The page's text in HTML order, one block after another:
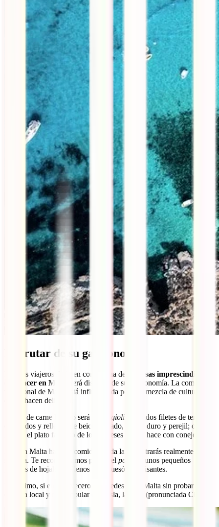
Disfrutar de su gastronomía
Para los viajeros de buen comer, una de las
cosas imprescindibles
que hacer en Malta
será disfrutar de su gastronomía. La comida
tradicional de Malta está influenciada por una mezcla de culturas
que la hacen deliciosa.
Si eres de carne lo tuyo será el
Bragioli
delgados filetes de ternera
enrollados y rellenos de beicon picado, huevo duro y perejil; o el
, el plato favorito de los malteses que se hace con conejo.
Pero en Malta hasta la comida rápida la encontrarás realmente
sabrosa. Te recomendamos probar el pastizzi,
unos pequeños
pasteles de hojaldre rellenos de requesón o guisantes.
Por último, si eres cervecero no puedes dejar Malta sin probar su
cerveza local y más popular de la isla, la Ċisk (pronunciada Chisk).